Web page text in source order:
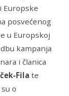
Europske
posvećenog
u Europskoj
kampanja
i članica
Filate
o